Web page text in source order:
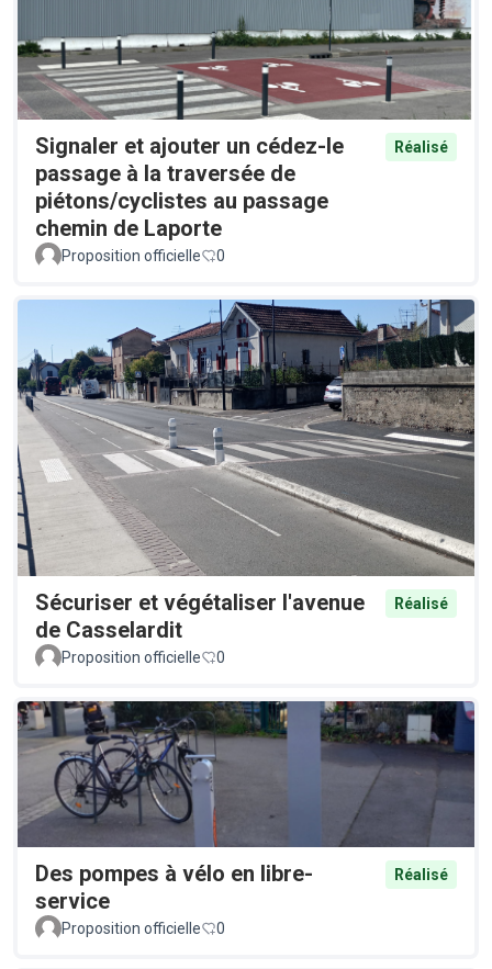
Signaler et ajouter un cédez-le
passage à la traversée de
piétons/cyclistes au passage
chemin de Laporte
Réalisé
Proposition officielle 0
Sécuriser et végétaliser l'avenue
de Casselardit
Réalisé
Proposition officielle 0
Des pompes à vélo en libre-
service
Réalisé
Proposition officielle 0